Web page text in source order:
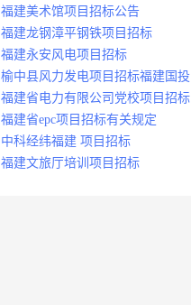
福建美术馆项目招标公告
福建龙钢漳平钢铁项目招标
福建永安风电项目招标
榆中县风力发电项目招标福建国投
福建省电力有限公司党校项目招标
福建省epc项目招标有关规定
中科经纬福建 项目招标
福建文旅厅培训项目招标